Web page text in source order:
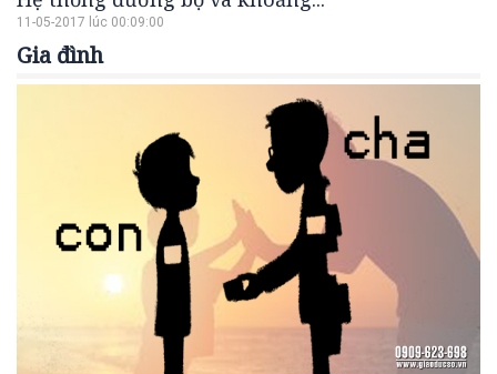
11-05-2017 lúc 00:09:00
Gia đình